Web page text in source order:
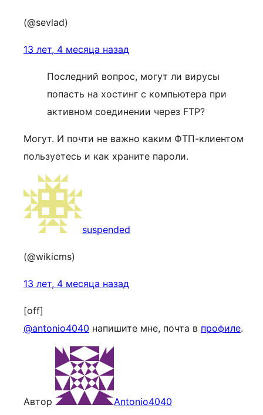
(@sevlad)
13 лет, 4 месяца назад
Последний вопрос, могут ли вирусы
попасть на хостинг с компьютера при
активном соединении через FTP?
Могут. И почти не важно каким ФТП-клиентом
пользуетесь и как храните пароли.
suspended
(@wikicms)
13 лет, 4 месяца назад
[off]
@antonio4040 напишите мне, почта в профиле.
Автор Antonio4040